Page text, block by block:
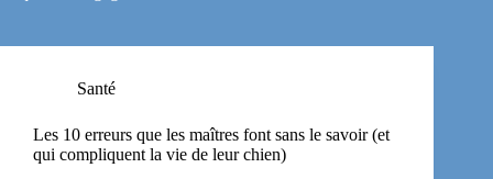
Santé
Les 10 erreurs que les maîtres font sans le savoir (et
qui compliquent la vie de leur chien)